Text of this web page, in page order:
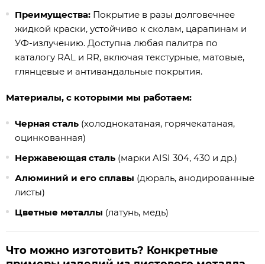
Преимущества: Покрытие в разы долговечнее
жидкой краски, устойчиво к сколам, царапинам и
УФ-излучению. Доступна любая палитра по
каталогу RAL и RR, включая текстурные, матовые,
глянцевые и антивандальные покрытия.
Материалы, с которыми мы работаем:
Черная сталь (холоднокатаная, горячекатаная,
оцинкованная)
Нержавеющая сталь (марки AISI 304, 430 и др.)
Алюминий и его сплавы (дюраль, анодированные
листы)
Цветные металлы (латунь, медь)
Что можно изготовить? Конкретные